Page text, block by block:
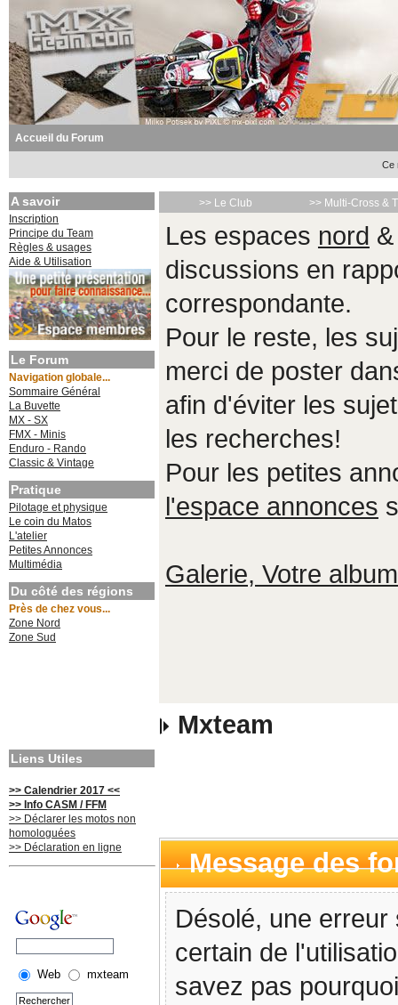
Accueil du Forum
Ce
A savoir
Inscription
Principe du Team
Règles & usages
Aide & Utilisation
Le Forum
Navigation globale...
Sommaire Général
La Buvette
MX - SX
FMX - Minis
Enduro - Rando
Classic & Vintage
Pratique
Pilotage et physique
Le coin du Matos
L'atelier
Petites Annonces
Multimédia
Du côté des régions
Près de chez vous...
Zone Nord
Zone Sud
Liens Utiles
>> Calendrier 2017 <<
>> Info CASM / FFM
>> Déclarer les motos non
homologuées
>> Déclaration en ligne
Web mxteam
>> Le Club >> Multi-Cross &
Les espaces nord
discussions en
correspondante.
Pour le reste, les
merci de poster
afin d'éviter les
les recherches!
Pour les petites
l'espace annonces
Galerie, Votre
Mxteam
Message des
Désolé, une
certain de
savez pas